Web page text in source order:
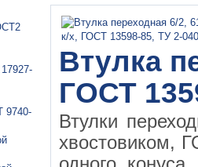
9740-
Втулка
ГОСТ
Втулки
хвостовиком,